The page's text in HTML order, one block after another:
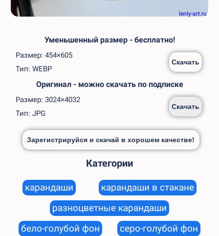
lenly-art.ru
Уменьшенный размер - бесплатно!
Размер: 454×605
Тип: WEBP
Скачать
Оригинал - можно скачать по подписке
Размер: 3024×4032
Тип: JPG
Скачать
Зарегистрируйся и скачай в хорошем качестве!
Категории
карандаши
карандаши в стакане
разноцветные карандаши
бело-голубой фон
серо-голубой фон